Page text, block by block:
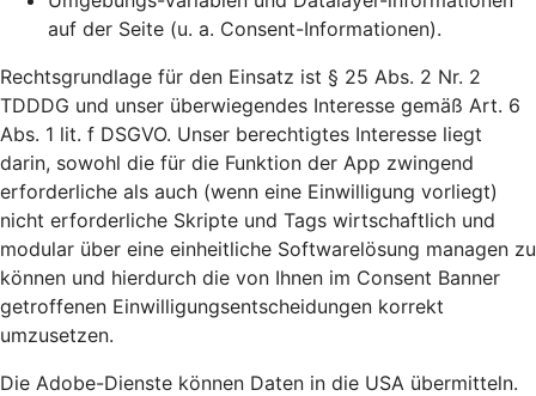
auf der Seite (u. a. Consent-Informationen).
Rechtsgrundlage für den Einsatz ist § 25 Abs. 2 Nr. 2
TDDDG und unser überwiegendes Interesse gemäß Art. 6
Abs. 1 lit. f DSGVO. Unser berechtigtes Interesse liegt
darin, sowohl die für die Funktion der App zwingend
erforderliche als auch (wenn eine Einwilligung vorliegt)
nicht erforderliche Skripte und Tags wirtschaftlich und
modular über eine einheitliche Softwarelösung managen zu
können und hierdurch die von Ihnen im Consent Banner
getroffenen Einwilligungsentscheidungen korrekt
umzusetzen.
Die Adobe-Dienste können Daten in die USA übermitteln.